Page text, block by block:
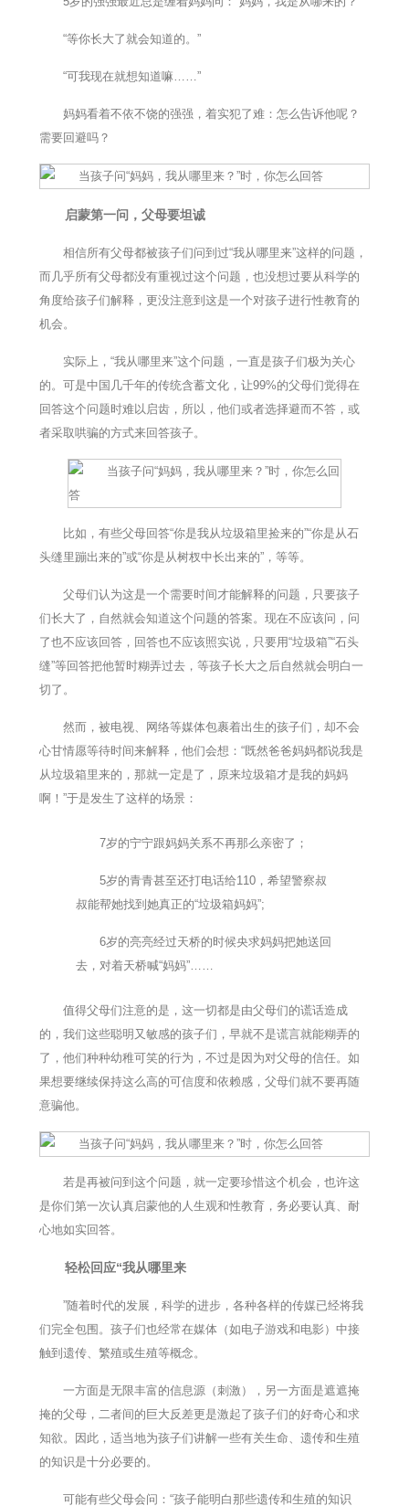
“等你长大了就会知道的。”
“可我现在就想知道嘛……”
妈妈看着不依不饶的强强，着实犯了难：怎么告诉他呢？
需要回避吗？
启蒙第一问，父母要坦诚
相信所有父母都被孩子们问到过“我从哪里来”这样的问题，
而几乎所有父母都没有重视过这个问题，也没想过要从科学的
角度给孩子们解释，更没注意到这是一个对孩子进行性教育的
机会。
实际上，“我从哪里来”这个问题，一直是孩子们极为关心
的。可是中国几千年的传统含蓄文化，让99%的父母们觉得在
回答这个问题时难以启齿，所以，他们或者选择避而不答，或
者采取哄骗的方式来回答孩子。
比如，有些父母回答“你是我从垃圾箱里捡来的”“你是从石
头缝里蹦出来的”或“你是从树杈中长出来的”，等等。
父母们认为这是一个需要时间才能解释的问题，只要孩子
们长大了，自然就会知道这个问题的答案。现在不应该问，问
了也不应该回答，回答也不应该照实说，只要用“垃圾箱”“石头
缝”等回答把他暂时糊弄过去，等孩子长大之后自然就会明白一
切了。
然而，被电视、网络等媒体包裹着出生的孩子们，却不会
心甘情愿等待时间来解释，他们会想：“既然爸爸妈妈都说我是
从垃圾箱里来的，那就一定是了，原来垃圾箱才是我的妈妈
啊！”于是发生了这样的场景：
7岁的宁宁跟妈妈关系不再那么亲密了；
5岁的青青甚至还打电话给110，希望警察叔
叔能帮她找到她真正的“垃圾箱妈妈”;
6岁的亮亮经过天桥的时候央求妈妈把她送回
去，对着天桥喊“妈妈”……
值得父母们注意的是，这一切都是由父母们的谎话造成
的，我们这些聪明又敏感的孩子们，早就不是谎言就能糊弄的
了，他们种种幼稚可笑的行为，不过是因为对父母的信任。如
果想要继续保持这么高的可信度和依赖感，父母们就不要再随
意骗他。
若是再被问到这个问题，就一定要珍惜这个机会，也许这
是你们第一次认真启蒙他的人生观和性教育，务必要认真、耐
心地如实回答。
轻松回应“我从哪里来
”随着时代的发展，科学的进步，各种各样的传媒已经将我
们完全包围。孩子们也经常在媒体（如电子游戏和电影）中接
触到遗传、繁殖或生殖等概念。
一方面是无限丰富的信息源（刺激），另一方面是遮遮掩
掩的父母，二者间的巨大反差更是激起了孩子们的好奇心和求
知欲。因此，适当地为孩子们讲解一些有关生命、遗传和生殖
的知识是十分必要的。
可能有些父母会问：“孩子能明白那些遗传和生殖的知识